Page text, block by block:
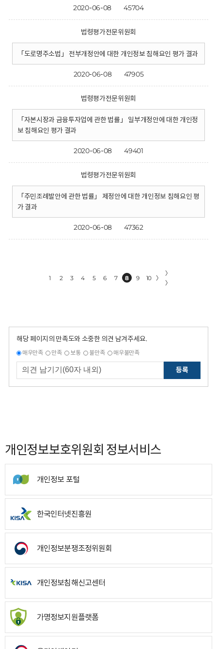
2020-06-08 45704
법령평가전문위원회
「도로명주소법」 전부개정안에 대한 개인정보 침해요인 평가 결과
2020-06-08 47905
법령평가전문위원회
「자본시장과 금융투자업에 관한 법률」 일부개정안에 대한 개인정
보 침해요인 평가 결과
2020-06-08 49401
법령평가전문위원회
「주민조례발안에 관한 법률」 제정안에 대한 개인정보 침해요인 평
가 결과
2020-06-08 47362
1 2 3 4 5 6 7 8 9 10 〉
〉
〉
해당 페이지의 만족도와 소중한 의견 남겨주세요.
매우만족 만족 보통 불만족 매우불만족
등록
개인정보보호위원회 정보서비스
개인정보 포털
한국인터넷진흥원
개인정보분쟁조정위원회
개인정보침해신고센터
가명정보지원플랫폼